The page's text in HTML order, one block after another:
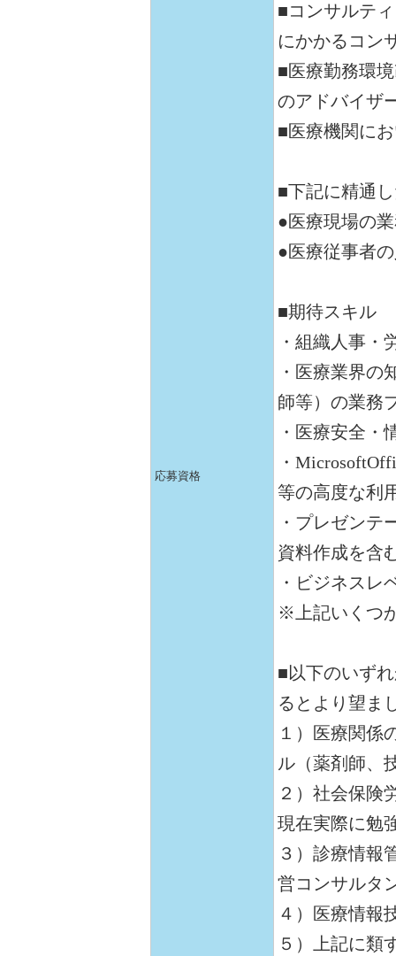
応募資格
■コンサルテ
にかかるコン
■医療勤務環
のアドバイザ
■医療機関に
■下記に精通
●医療現場の
●医療従事者
■期待スキル
・組織人事・
・医療業界の
師等）の業務
・医療安全・
・
等の高度な利
・プレゼンテ
資料作成を含
・ビジネスレ
※上記いくつ
■以下のいず
るとより望ま
１）医療関係
ル（薬剤師、
２）社会保険
現在実際に勉
３）診療情報
営コンサルタ
４）医療情報
５）上記に類